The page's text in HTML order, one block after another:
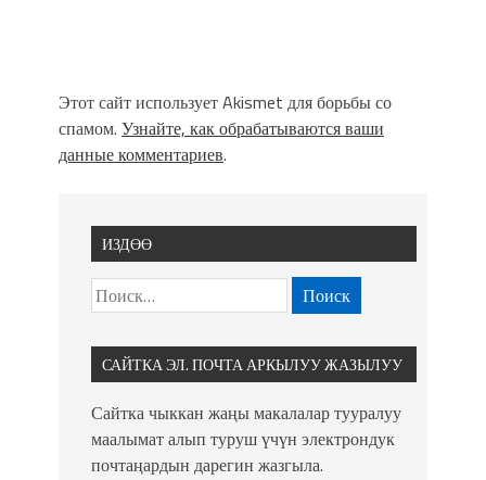
Этот сайт использует Akismet для борьбы со
спамом. Узнайте, как обрабатываются ваши
данные комментариев.
ИЗДӨӨ
САЙТКА ЭЛ. ПОЧТА АРКЫЛУУ ЖАЗЫЛУУ
Сайтка чыккан жаңы макалалар тууралуу
маалымат алып туруш үчүн электрондук
почтаңардын дарегин жазгыла.